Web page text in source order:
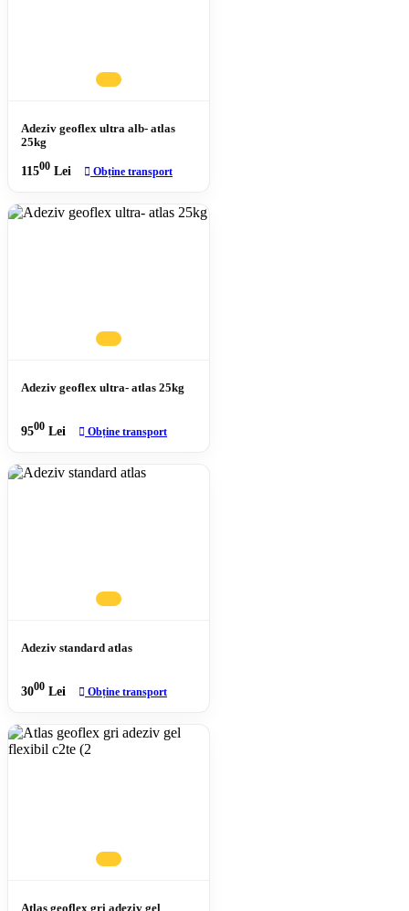
Adeziv geoflex ultra alb- atlas
25kg
11500 Lei Obține transport
Adeziv geoflex ultra- atlas 25kg
9500 Lei Obține transport
Adeziv standard atlas
3000 Lei Obține transport
Atlas geoflex gri adeziv gel